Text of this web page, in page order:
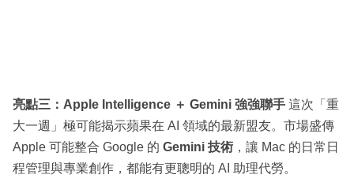
亮點三：Apple Intelligence ＋ Gemini 強強聯手 這次「重
大一週」極可能揭示蘋果在 AI 領域的最新盟友。市場盛傳
Apple 可能整合 Google 的 Gemini 技術 ，讓 Mac 的日常日
程管理與專業創作，都能有更聰明的 AI 助理代勞。